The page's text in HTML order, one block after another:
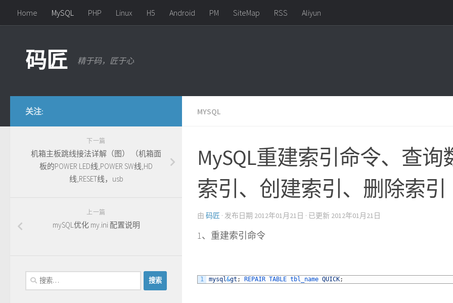
Skip to content
Home MySQL PHP Linux H5 Android PM SiteMap RSS Aliyun
码匠 精于码，匠于心
MYSQL
MySQL重建索引命令、查询
索引、创建索引、删除索引
由 码匠 · 发布日期 2012年01月21日 · 已更新 2012年01月21日
1、重建索引命令
1 mysql&gt ; REPAIR TABLE tbl_name QUICK;
关注:
下一篇
机箱主板跳线接法详解（图） （机箱面
板的POWER LED线,POWER SW线,HD
线,RESET线，usb
上一篇
mySQL优化 my.ini 配置说明
搜
索：